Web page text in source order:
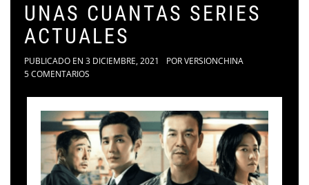
UNAS CUANTAS SERIES
ACTUALES
PUBLICADO EN 3 DICIEMBRE, 2021 PORVERSIONCHINA
5 COMENTARIOS